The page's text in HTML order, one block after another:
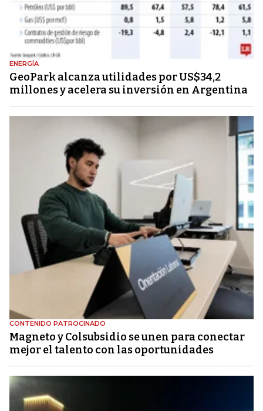
ENERGÍA
GeoPark alcanza utilidades por US$34,2
millones y acelera su inversión en Argentina
CONTENIDO PATROCINADO
Magneto y Colsubsidio se unen para conectar
mejor el talento con las oportunidades